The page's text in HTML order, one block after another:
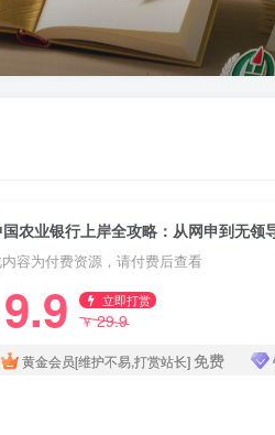
容为付费资源，请付费后查看
9.9 立即打赏
￥29.9
黄金会员[维护不易,打赏站长]免费